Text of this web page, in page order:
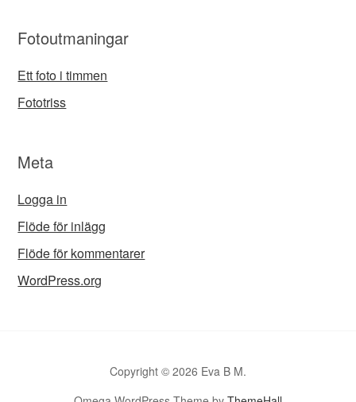
Fotoutmaningar
Ett foto i timmen
Fototriss
Meta
Logga in
Flöde för inlägg
Flöde för kommentarer
WordPress.org
Copyright © 2026 Eva B M.